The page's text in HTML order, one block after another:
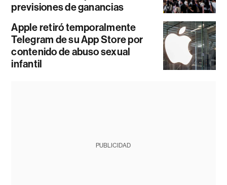
previsiones de ganancias
Apple retiró temporalmente
Telegram de su App Store por
contenido de abuso sexual
infantil
PUBLICIDAD